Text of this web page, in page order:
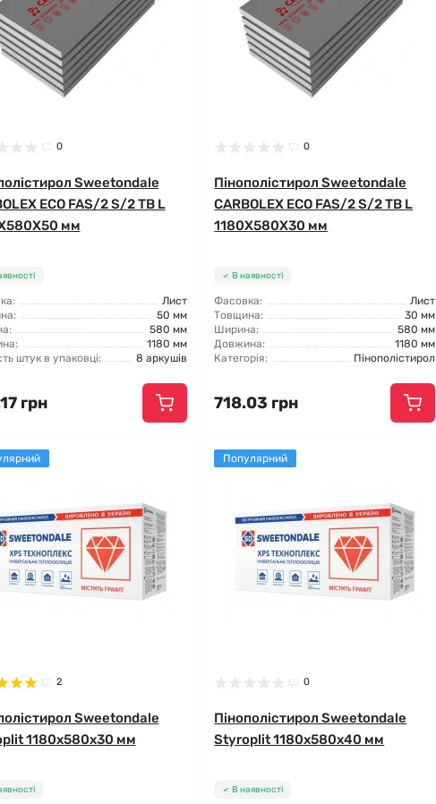
0
Sweetondale
ECO FAS/2 S/2 TB L
мм
Лист
50 мм
580 мм
1180 мм
штук в упаковці:
8 аркушів
грн
0
Пінополістирол Sweetondale
CARBOLEX ECO FAS/2 S/2 TB L
1180X580X30 мм
В наявності
Фасовка:
Лист
Товщина:
30 мм
Ширина:
580 мм
Довжина:
1180 мм
Категорія:
Пінополістирол
718.03 грн
2
Sweetondale
1180x580x30 мм
Популярний
0
Пінополістирол Sweetondale
Styroplit 1180x580x40 мм
В наявності